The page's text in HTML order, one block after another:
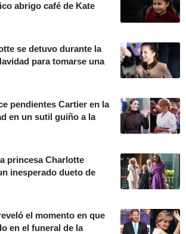
abrigo café de Kate
se detuvo durante la
para tomarse una
pendientes Cartier en la
en un sutil guiño a la
princesa Charlotte
inesperado dueto de
el momento en que
en el funeral de la